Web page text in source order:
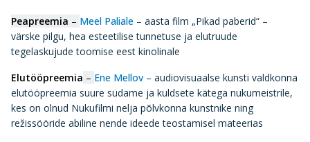
Peapreemia – Meel Paliale – aasta film „Pikad paberid“ –
värske pilgu, hea esteetilise tunnetuse ja elutruude
tegelaskujude toomise eest kinolinale
Elutööpreemia – Ene Mellov – audiovisuaalse kunsti valdkonna
elutööpreemia suure südame ja kuldsete kätega nukumeistrile,
kes on olnud Nukufilmi nelja põlvkonna kunstnike ning
režissööride abiline nende ideede teostamisel mateerias